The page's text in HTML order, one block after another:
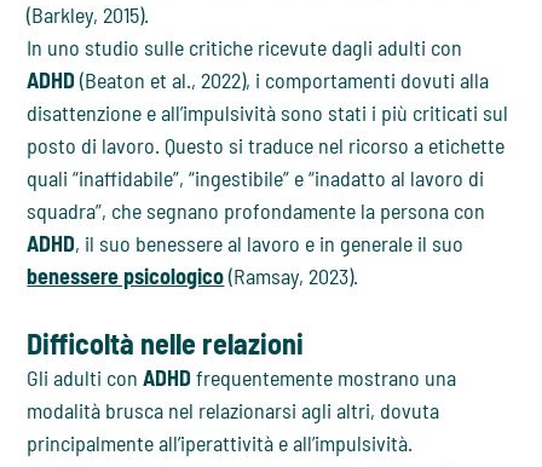
(Barkley, 2015).
In uno studio sulle critiche ricevute dagli adulti con
ADHD(Beaton et al., 2022), i comportamenti dovuti alla
disattenzione e all’impulsività sono stati i più criticati sul
posto di lavoro. Questo si traduce nel ricorso a etichette
quali “inaffidabile”, “ingestibile” e “inadatto al lavoro di
squadra”, che segnano profondamente la persona con
ADHD, il suo benessere al lavoro e in generale il suo
benessere psicologico(Ramsay, 2023).
Difficoltà nelle relazioni
Gli adulti conADHDfrequentemente mostrano una
modalità brusca nel relazionarsi agli altri, dovuta
principalmente all’iperattività e all’impulsività.